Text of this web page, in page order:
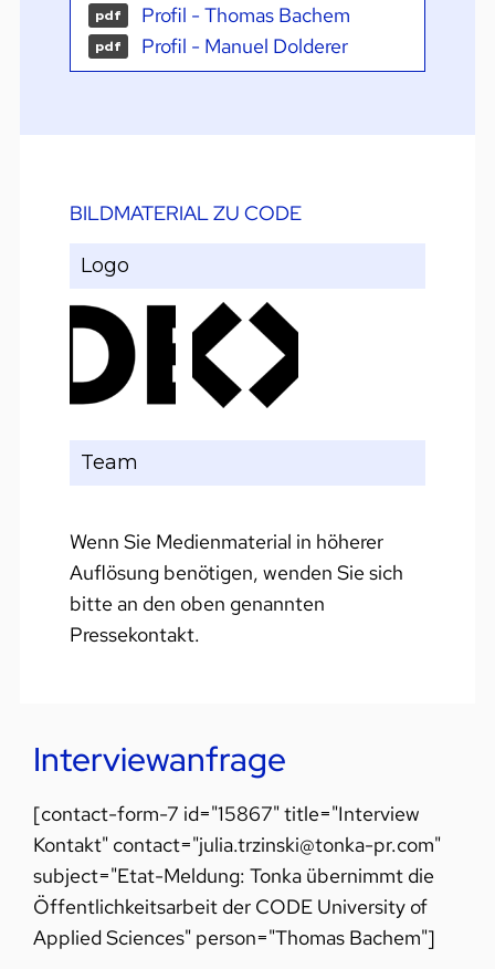
pdf Profil - Thomas Bachem
pdf Profil - Manuel Dolderer
BILDMATERIAL ZU CODE
Logo
Team
Wenn Sie Medienmaterial in höherer
Auflösung benötigen, wenden Sie sich
bitte an den oben genannten
Pressekontakt.
Interviewanfrage
[contact-form-7 id="15867" title="Interview
Kontakt" contact="julia.trzinski@tonka-pr.com"
subject="Etat-Meldung: Tonka übernimmt die
Öffentlichkeitsarbeit der CODE University of
Applied Sciences" person="Thomas Bachem"]